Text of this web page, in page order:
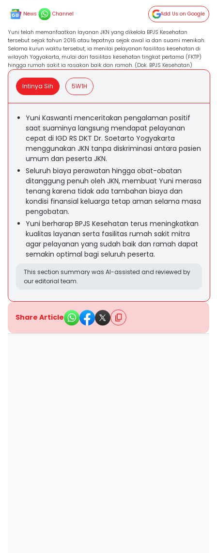
News Channel Add Us on Google
Yuni telah memanfaatkan layanan JKN yang dikelola BPJS Kesehatan
tersebut sejak tahun 2016 atau tepatnya sejak awal ia dan suami menikah.
Selama kurun waktu tersebut, ia menilai pelayanan fasilitas kesehatan di
wilayah Yogyakarta, mulai dari fasilitas kesehatan tingkat pertama (FKTP)
hingga rumah sakit ia rasakan baik dan ramah. (Dok. BPJS Kesehatan)
Intinya Sih 5W1H
Yuni Kaswanti menceritakan pengalaman positif
saat suaminya langsung mendapat pelayanan
cepat di IGD RS DKT Dr. Soetarto Yogyakarta
menggunakan JKN tanpa diskriminasi antara pasien
umum dan peserta JKN.
Seluruh biaya perawatan hingga obat-obatan
ditanggung penuh oleh JKN, membuat Yuni merasa
tenang karena tidak ada tambahan biaya dan
kondisi finansial keluarga tetap aman selama masa
pengobatan.
Yuni berharap BPJS Kesehatan terus meningkatkan
kualitas layanan serta fasilitas rumah sakit mitra
agar pelayanan yang sudah baik dan ramah dapat
semakin optimal bagi seluruh peserta.
This section summary was AI-assisted and reviewed by
our editorial team.
Share Article